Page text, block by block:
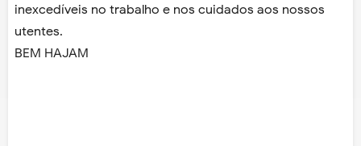
inexcedíveis no trabalho e nos cuidados aos nossos
utentes.
BEM HAJAM